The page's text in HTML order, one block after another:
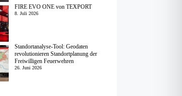
FIRE EVO ONE von TEXPORT
8. Juli 2026
Standortanalyse-Tool: Geodaten
revolutionieren Standortplanung der
Freiwilligen Feuerwehren
26. Juni 2026